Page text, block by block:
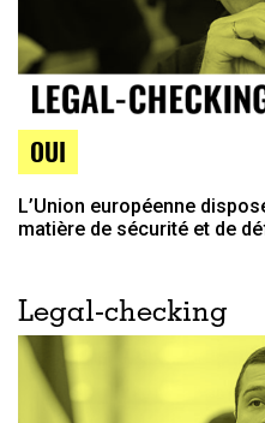
OUI
L’Union européenne
matière de sécurité et de
Legal-checking